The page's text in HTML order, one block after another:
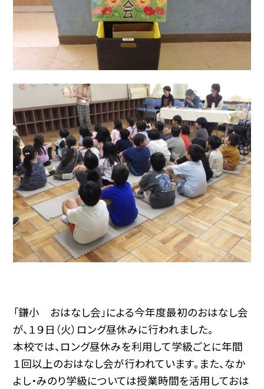
「鎌小 おはなし会」による今年度最初のおはなし会
が、１９日（火）ロング昼休みに行われました。
本校では、ロング昼休みを利用して学級ごとに年間
１回以上のおはなし会が行われています。また、なか
よし・みのり学級については授業時間を活用しておは